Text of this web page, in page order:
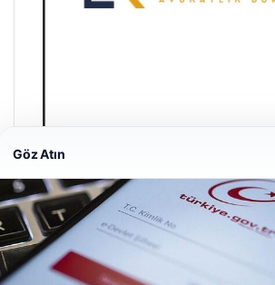
Enes Kaplan Avukatlık Bürosu
28/04/2026
Web sitemizi nasıl kullandığınızı daha iyi
Göz Atın